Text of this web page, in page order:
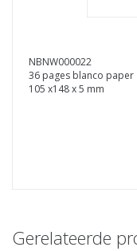
NBNW000022
36 pages blanco paper
105 x148 x 5 mm
Gerelateerde